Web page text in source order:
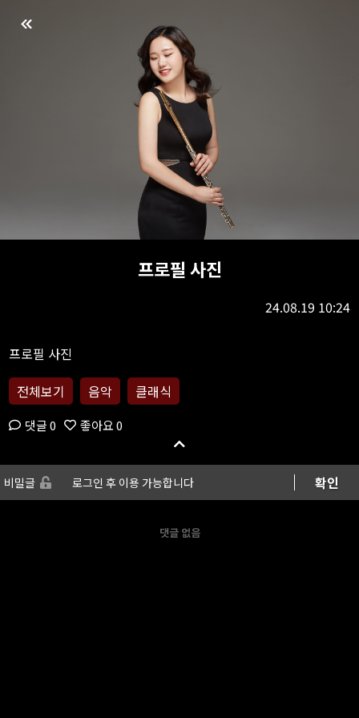
프로필 사진
24.08.19 10:24
전체보기
음악 클래식
댓글 0 좋아요 0
비밀글 확인
댓글 없음